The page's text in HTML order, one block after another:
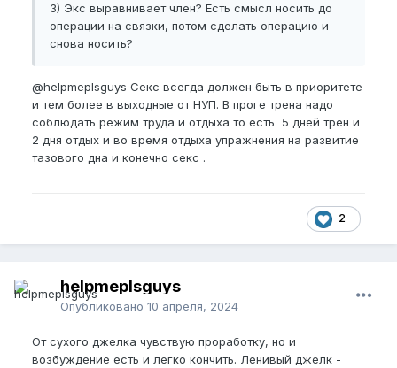
3) Экс выравнивает член? Есть смысл носить до
операции на связки, потом сделать операцию и
снова носить?
@helpmeplsguys Секс всегда должен быть в приоритете
и тем более в выходные от НУП. В проге трена надо
соблюдать режим труда и отдыха то есть 5 дней трен и
2 дня отдых и во время отдыха упражнения на развитие
тазового дна и конечно секс .
2
helpmeplsguys
Опубликовано 10 апреля, 2024
От сухого джелка чувствую проработку, но и
возбуждение есть и легко кончить. Ленивый джелк -